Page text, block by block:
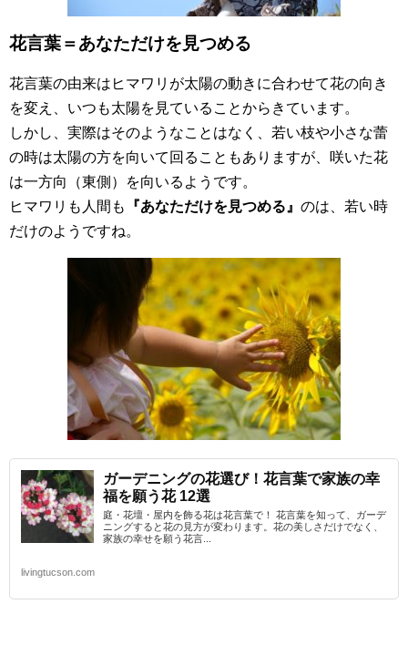
花言葉＝あなただけを見つめる
花言葉の由来はヒマワリが太陽の動きに合わせて花の向き
を変え、いつも太陽を見ていることからきています。
しかし、実際はそのようなことはなく、若い枝や小さな蕾
の時は太陽の方を向いて回ることもありますが、咲いた花
は一方向（東側）を向いるようです。
ヒマワリも人間も
『あなただけを見つめる』 のは、若い時
だけのようですね。
ガーデニングの花選び！花言葉で家族の幸
福を願う花 12選
庭・花壇・屋内を飾る花は花言葉で！ 花言葉を知って、ガーデ
ニングすると花の見方が変わります。花の美しさだけでなく、
家族の幸せを願う花言...
livingtucson.com